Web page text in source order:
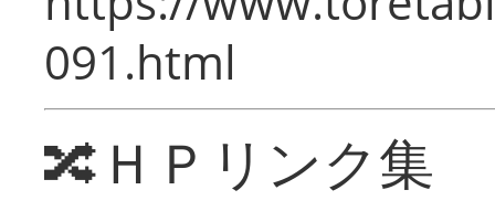
091.html
🔀ＨＰリンク集